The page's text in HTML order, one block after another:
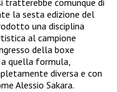
tratterebbe comunque di
la sesta edizione del
una disciplina
al campione
della boxe
a quella formula,
diversa e con
Alessio Sakara.